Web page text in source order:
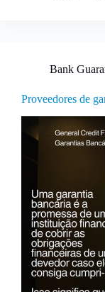
Bank
Proveedores de